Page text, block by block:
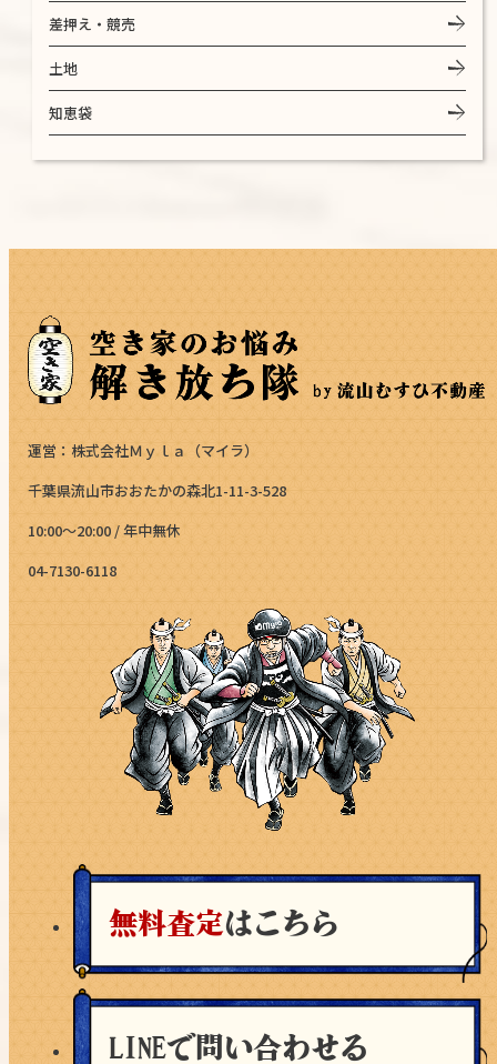
差押え・競売
土地
知恵袋
運営：株式会社Ｍｙｌａ（マイラ）
千葉県流山市おおたかの森北1-11-3-528
10:00～20:00 / 年中無休
04-7130-6118
無料査定はこちら
LINEで問い合わせる